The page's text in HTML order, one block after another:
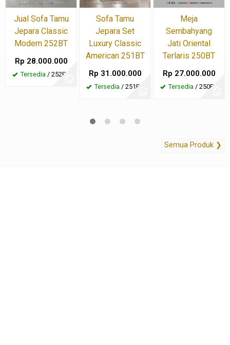
Jual Sofa Tamu
Jepara Classic
Modern 252BT
Rp 28.000.000
Tersedia / 252BT
Sofa Tamu
Jepara Set
Luxury Classic
American 251BT
Rp 31.000.000
Tersedia / 251BT
Meja
Sembahyang
Jati Oriental
Terlaris 250BT
Rp 27.000.000
Tersedia / 250BT
Semua Produk ❯